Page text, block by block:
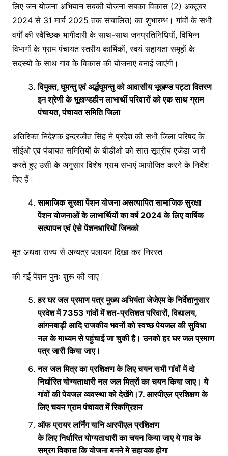
लिए जन योजना अभियान सबकी योजना सबका विकास (2) अक्टूबर
2024 से 31 मार्च 2025 तक संचालित) का शुभारम्भ। गांवों के सभी
वर्गों की स्वैच्छिक भागीदारी के साथ-साथ जनप्रतिनिधियों, विभिन्न
विभागों के ग्राम पंचायत स्तरीय कार्मिकों, स्वयं सहायता समूहों के
सदस्यों के साथ गांव के विकास की योजनाएं बनाई जाएंगी।
विमुक्त, घुमन्तु एवं अर्द्धघुमन्तु को आवासीय भूखण्ड पट्टा वितरण
इन श्रेणी के भूखण्डहीन लाभार्थी परिवारों को एक साथ ग्राम
पंचायत, पंचायत समिति जिला
अतिरिक्त निदेशक इन्दरजीत सिंह ने प्रदेश की सभी जिला परिषद के
सीईओ एवं पंचायत समितियों के बीडीओ को सात सूत्रीय एजेंडा जारी
करते हुए उसी के अनुसार विशेष ग्राम सभाएं आयोजित करने के निर्देश
दिए हैं।
सामाजिक सुरक्षा पेंशन योजना असत्यापित सामाजिक सुरक्षा
पेंशन योजनाओं के लाभार्थियों का वर्ष 2024 के लिए वार्षिक
सत्यापन एवं ऐसे पेंशनधारियों जिनको
मृत अथवा राज्य से अन्यत्र पलायन दिखा कर निरस्त
की गई पेंशन पुनः शुरू की जाए।
हर घर जल प्रमाण पत्र मुख्य अभियंता जेजेएम के निर्देशानुसार
प्रदेश में 7353 गांवों में शत-प्रतिशत परिवारों, विद्यालय,
आंगनबाड़ी आदि राजकीय भवनों को स्वच्छ पेयजल की सुविधा
नल के माध्यम से पहुंचाई जा चुकी है। उनको हर घर जल प्रमाण
पत्र जारी किया जाए।
नल जल मित्र का प्रशिक्षण के लिए चयन सभी गांवों में दो
निर्धारित योग्यताधारी नल जल मित्रों का चयन किया जाए। ये
गांवों की पेयजल व्यवस्था को देखेंगे।7. आरपीएल प्रशिक्षण के
लिए चयन ग्राम पंचायत में रिकग्रिशन
ऑफ प्रायर लर्निंग यानि आरपीएल प्रशिक्षण
के लिए निर्धारित योग्यताधारी का चयन किया जाए ये गाव के
सम्रग विकास कि योजना बनने मे सहायक होगा